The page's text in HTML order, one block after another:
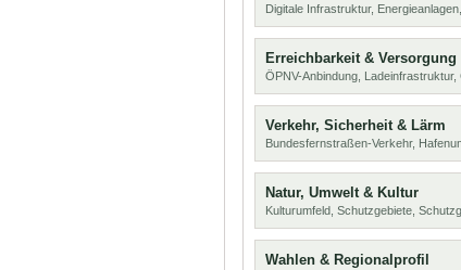
Digitale Infrastruktur,
Erreichbarkeit & Versorgung
ÖPNV-Anbindung,
Verkehr, Sicherheit & Lärm
Bundesfernstraßen-Verkehr,
Natur, Umwelt & Kultur
Kulturumfeld, Schutzgebiete,
Wahlen & Regionalprofil